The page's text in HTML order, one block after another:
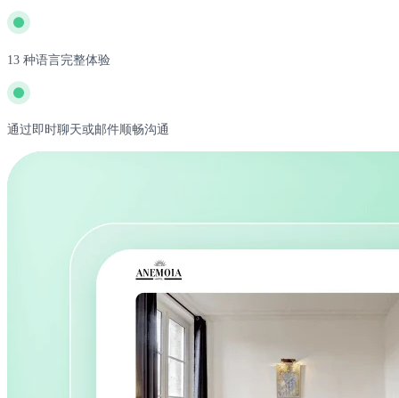
13 种语言完整体验
通过即时聊天或邮件顺畅沟通